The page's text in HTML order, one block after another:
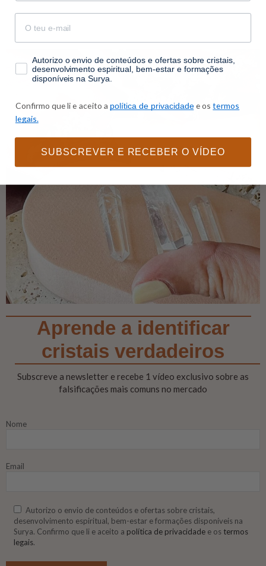
Aprende a identificar
cristais verdadeiros
Subscreve a newsletter e recebe 1 vídeo exclusivo sobre as
falsificações mais comuns no mercado
Nome
Email
Autorizo o envio de conteúdos e ofertas sobre cristais,
desenvolvimento espiritual, bem-estar e formações disponíveis na
Surya. Confirmo que li e aceito a política de privacidade e os termos
legais.
email
consentimento
Autorizo o envio de conteúdos e ofertas sobre cristais,
desenvolvimento espiritual, bem-estar e formações
disponíveis na Surya.
Confirmo que li e aceito a política de privacidade e ostermos
legais.
SUBSCREVER E RECEBER O VÍDEO